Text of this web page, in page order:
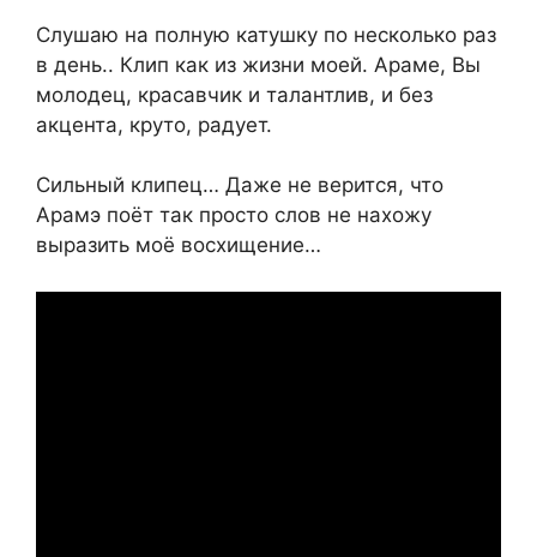
Слушаю на полную катушку по несколько раз
в день.. Клип как из жизни моей. Араме, Вы
молодец, красавчик и талантлив, и без
акцента, круто, радует.
Сильный клипец… Даже не верится, что
Арамэ поёт так просто слов не нахожу
выразить моё восхищение…